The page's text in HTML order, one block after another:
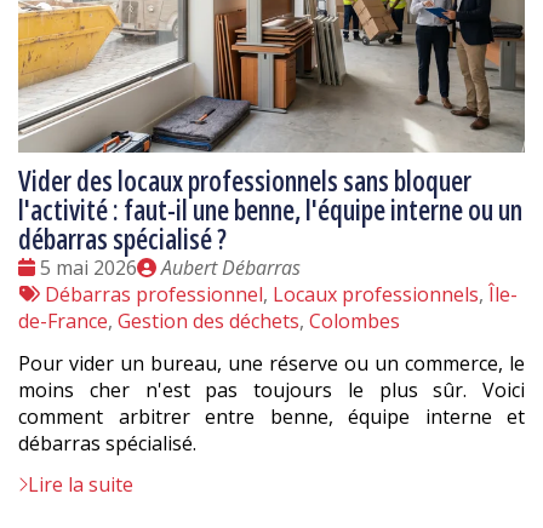
Vider des locaux professionnels sans bloquer
l'activité : faut-il une benne, l'équipe interne ou un
débarras spécialisé ?
Date
:
5 mai 2026
Publié
par
Aubert Débarras
Tags
:
Débarras professionnel, Locaux professionnels, Île-
de-France, Gestion des déchets, Colombes
Pour vider un bureau, une réserve ou un commerce, le
moins cher n'est pas toujours le plus sûr. Voici
comment arbitrer entre benne, équipe interne et
débarras spécialisé.
Lire la suite